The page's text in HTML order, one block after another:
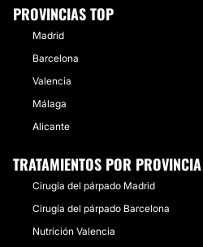
PROVINCIAS TOP
Madrid
Barcelona
Valencia
Málaga
Alicante
TRATAMIENTOS POR PROVINCIA
Cirugía del párpado Madrid
Cirugía del párpado Barcelona
Nutrición Valencia